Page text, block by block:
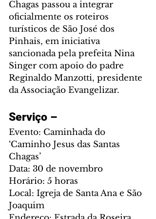
Chagas passou a integrar
oficialmente os roteiros
turísticos de São José dos
Pinhais, em iniciativa
sancionada pela prefeita Nina
Singer com apoio do padre
Reginaldo Manzotti, presidente
da Associação Evangelizar.
Serviço –
Evento: Caminhada do
‘Caminho Jesus das Santas
Chagas’
Data: 30 de novembro
Horário: 5 horas
Local: Igreja de Santa Ana e São
Joaquim